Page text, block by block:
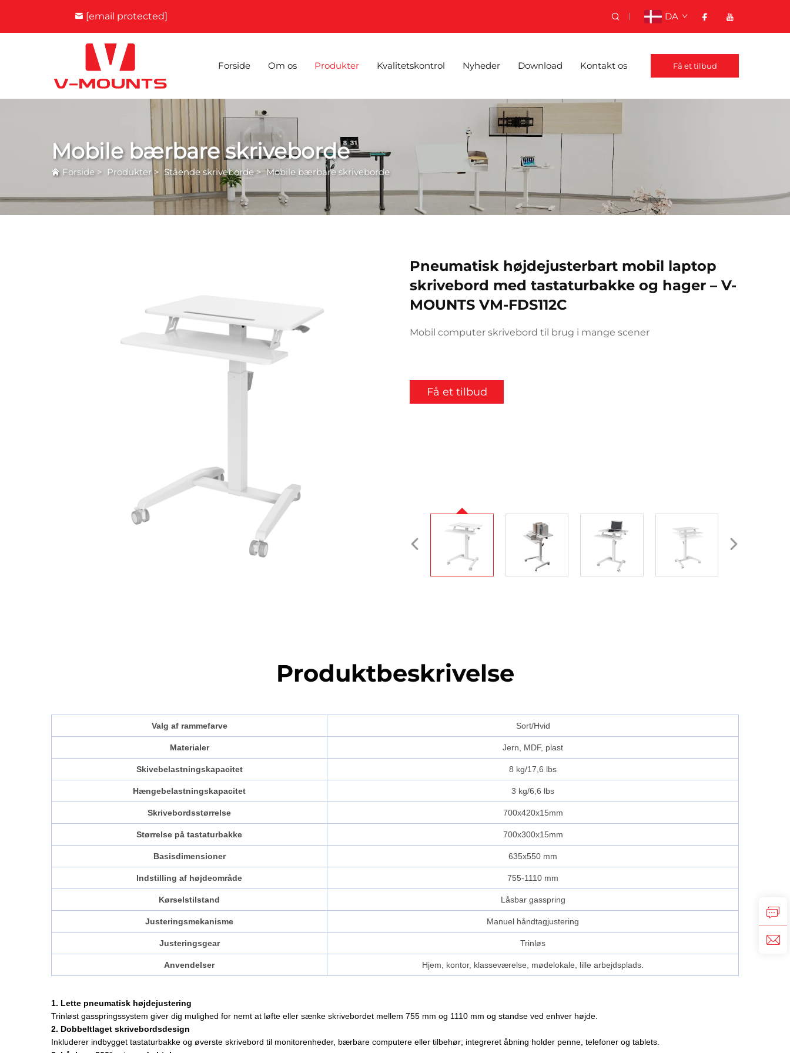
[email protected] DA
Forside Om os Produkter Kvalitetskontrol Nyheder Download Kontakt os Få et tilbud
Mobile bærbare skriveborde
Forside > Produkter> Stående skriveborde>Mobile bærbare skriveborde
Pneumatisk højdejusterbart mobil laptop
skrivebord med tastaturbakke og hager – V-
MOUNTS VM-FDS112C
Mobil computer skrivebord til brug i mange scener
Få et tilbud
Produktbeskrivelse
Valg af rammefarve Sort/Hvid
Materialer Jern, MDF, plast
Skivebelastningskapacitet 8 kg/17,6 lbs
Hængebelastningskapacitet 3 kg/6,6 lbs
Skrivebordsstørrelse 700x420x15mm
Størrelse på tastaturbakke 700x300x15mm
Basisdimensioner 635x550 mm
Indstilling af højdeområde 755-1110 mm
Kørselstilstand Låsbar gasspring
Justeringsmekanisme Manuel håndtagjustering
Justeringsgear Trinløs
Anvendelser Hjem, kontor, klasseværelse, mødelokale, lille arbejdsplads.
1. Lette pneumatisk højdejustering
Trinløst gasspringssystem giver dig mulighed for nemt at løfte eller sænke skrivebordet mellem 755 mm og 1110 mm og standse ved enhver højde.
2. Dobbeltlaget skrivebordsdesign
Inkluderer indbygget tastaturbakke og øverste skrivebord til monitorenheder, bærbare computere eller tilbehør; integreret åbning holder penne, telefoner og tablets.